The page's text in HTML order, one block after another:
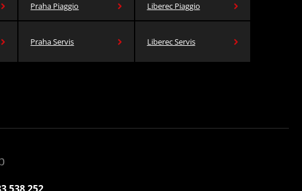
Praha Piaggio Liberec Piaggio
Praha Servis Liberec Servis